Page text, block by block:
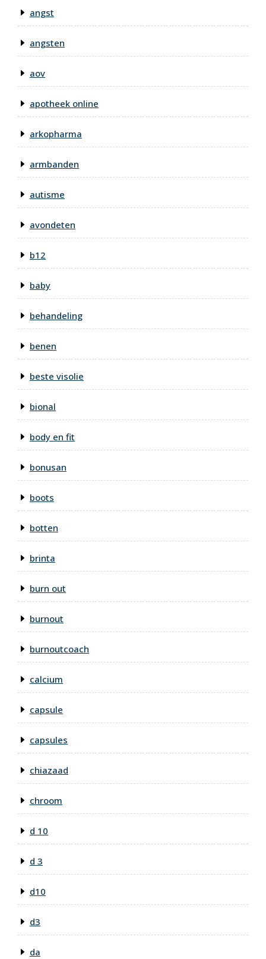
angst
angsten
aov
apotheek online
arkopharma
armbanden
autisme
avondeten
b12
baby
behandeling
benen
beste visolie
bional
body en fit
bonusan
boots
botten
brinta
burn out
burnout
burnoutcoach
calcium
capsule
capsules
chiazaad
chroom
d 10
d 3
d10
d3
da